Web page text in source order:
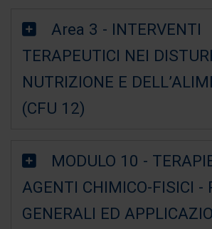
Area 3 - INTERVENTI
TERAPEUTICI NEI
NUTRIZIONE E
(CFU 12)
MODULO 10 -
AGENTI CHIMICO-FISICI -
GENERALI ED